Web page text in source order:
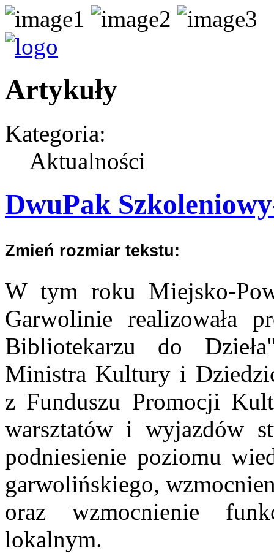
Artykuły
Kategoria:
Aktualności
DwuPak
Zmień rozmiar tekstu:
W tym roku Miejsko-
Garwolinie realizowała
Bibliotekarzu do
Ministra Kultury i
z Funduszu Promocji
warsztatów i wyjazdów
podniesienie poziomu
garwolińskiego,
oraz wzmocnienie
lokalnym.